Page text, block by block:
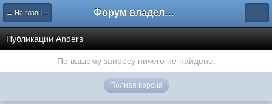
← На главную Форум владельцев интернет-магазинов
Публикации Anders
По вашему запросу ничего не найдено.
Полная версия